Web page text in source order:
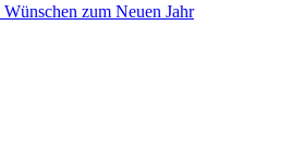
zum Neuen Jahr